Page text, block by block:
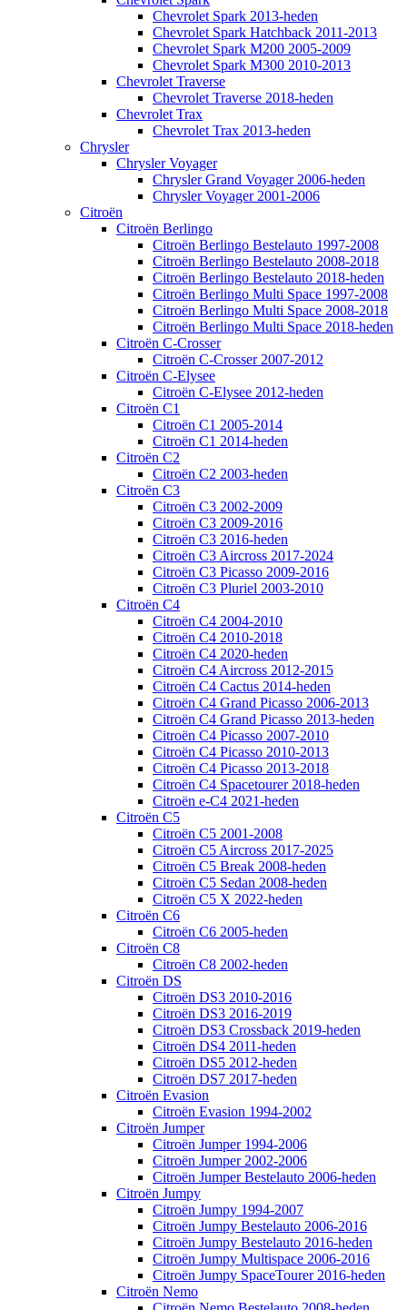
Chevrolet Spark 2013-heden
Chevrolet Spark Hatchback 2011-2013
Chevrolet Spark M200 2005-2009
Chevrolet Spark M300 2010-2013
Chevrolet Traverse
Chevrolet Traverse 2018-heden
Chevrolet Trax
Chevrolet Trax 2013-heden
Chrysler
Chrysler Voyager
Chrysler Grand Voyager 2006-heden
Chrysler Voyager 2001-2006
Citroën
Citroën Berlingo
Citroën Berlingo Bestelauto 1997-2008
Citroën Berlingo Bestelauto 2008-2018
Citroën Berlingo Bestelauto 2018-heden
Citroën Berlingo Multi Space 1997-2008
Citroën Berlingo Multi Space 2008-2018
Citroën Berlingo Multi Space 2018-heden
Citroën C-Crosser
Citroën C-Crosser 2007-2012
Citroën C-Elysee
Citroën C-Elysee 2012-heden
Citroën C1
Citroën C1 2005-2014
Citroën C1 2014-heden
Citroën C2
Citroën C2 2003-heden
Citroën C3
Citroën C3 2002-2009
Citroën C3 2009-2016
Citroën C3 2016-heden
Citroën C3 Aircross 2017-2024
Citroën C3 Picasso 2009-2016
Citroën C3 Pluriel 2003-2010
Citroën C4
Citroën C4 2004-2010
Citroën C4 2010-2018
Citroën C4 2020-heden
Citroën C4 Aircross 2012-2015
Citroën C4 Cactus 2014-heden
Citroën C4 Grand Picasso 2006-2013
Citroën C4 Grand Picasso 2013-heden
Citroën C4 Picasso 2007-2010
Citroën C4 Picasso 2010-2013
Citroën C4 Picasso 2013-2018
Citroën C4 Spacetourer 2018-heden
Citroën e-C4 2021-heden
Citroën C5
Citroën C5 2001-2008
Citroën C5 Aircross 2017-2025
Citroën C5 Break 2008-heden
Citroën C5 Sedan 2008-heden
Citroën C5 X 2022-heden
Citroën C6
Citroën C6 2005-heden
Citroën C8
Citroën C8 2002-heden
Citroën DS
Citroën DS3 2010-2016
Citroën DS3 2016-2019
Citroën DS3 Crossback 2019-heden
Citroën DS4 2011-heden
Citroën DS5 2012-heden
Citroën DS7 2017-heden
Citroën Evasion
Citroën Evasion 1994-2002
Citroën Jumper
Citroën Jumper 1994-2006
Citroën Jumper 2002-2006
Citroën Jumper Bestelauto 2006-heden
Citroën Jumpy
Citroën Jumpy 1994-2007
Citroën Jumpy Bestelauto 2006-2016
Citroën Jumpy Bestelauto 2016-heden
Citroën Jumpy Multispace 2006-2016
Citroën Jumpy SpaceTourer 2016-heden
Citroën Nemo